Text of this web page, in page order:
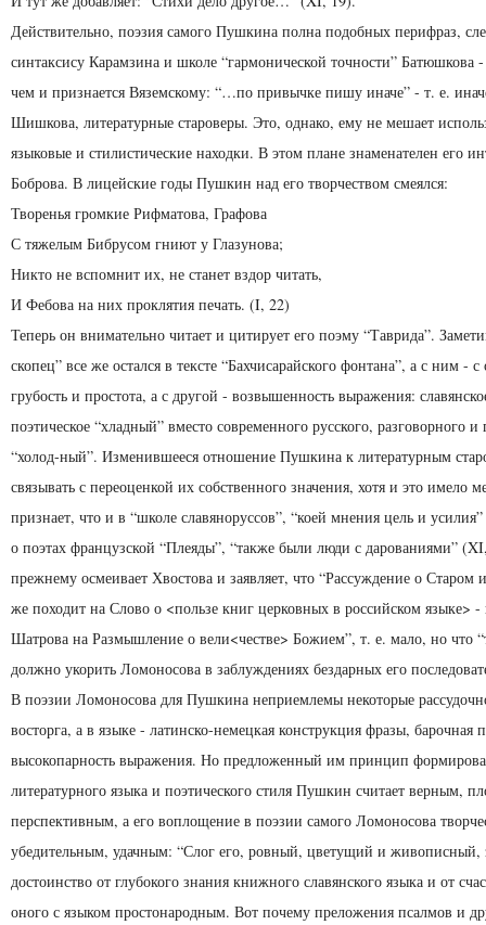
Действительно, поэзия самого Пушкина полна подобных перифраз,
синтаксису Карамзина и школе “гар­монической точности” Батюшкова
чем и признается Вяземскому: “…по привычке пишу иначе” - т. е.
Шишкова, литературные староверы. Это, однако, ему не мешает
языковые и стилистические находки. В этом плане знаменателен его
Боброва. В лицейские годы Пушкин над его творчеством смеялся:
Творенья громкие Рифматова, Графова
С тяжелым Бибрусом гниют у Глазунова;
Никто не вспомнит их, не станет вздор читать,
И Фебова на них проклятия печать. (I, 22)
Теперь он внимательно читает и цитирует его поэму “Таврида”.
скопец” все же остался в тексте “Бахчисарайского фонтана”, а с ним -
грубость и простота, а с другой - возвышенность выражения:
поэтическое “хладный” вместо современного русского, разговорного и
“холод-ный”. Изменившееся отношение Пушкина к литературным
связывать с переоценкой их собственного значения, хотя и это имело
признает, что и в “школе славяноруссов”, “коей мнения цель и
о поэтах французской “Плеяды”, “также были люди с дарованиями”
прежнему осмеивает Хвостова и заявляет, что “Рассуждение о Старом
же походит на Слово о <пользе книг церковных в российском языке> -
Шатрова на Размышление о вели<честве> Божием”, т. е. мало, но что
должно укорить Ломоносова в заблуждениях бездарных его
В поэзии Ломоносова для Пушкина неприемлемы некоторые
восторга, а в языке - латинско-немецкая конструкция фразы, барочная
высокопарность выражения. Но предложенный им принцип
литературного языка и поэтического стиля Пушкин считает верным,
перспективным, а его воплощение в поэзии самого Ломоносова
убедительным, удачным: “Слог его, ровный, цветущий и живописный,
достоинство от глубокого знания книжного славянского языка и от
оного с языком простонародным. Вот почему преложения псалмов и